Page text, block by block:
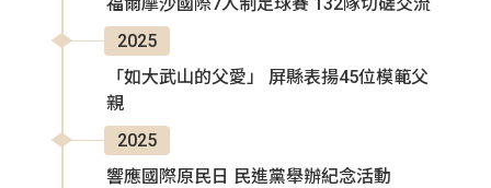
2025
「如大武山的父愛」 屏縣表揚45位模範父
親
2025
響應國際原民日 民進黨舉辦紀念活動